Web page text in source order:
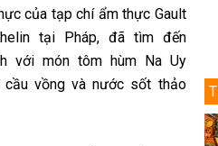
của tạp chí ẩm thực Gault
tại Pháp, đã tìm đến
với món tôm hùm Na Uy
cầu vồng và nước sốt thảo